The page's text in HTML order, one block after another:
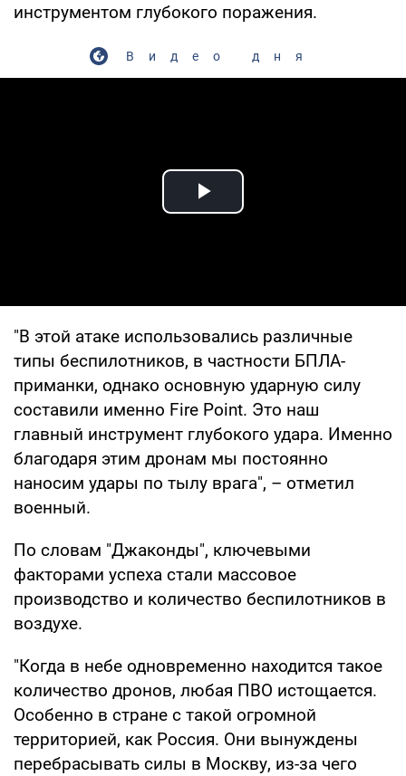
инструментом глубокого поражения.
Видео дня
Play Video
"В этой атаке использовались различные
типы беспилотников, в частности БПЛА-
приманки, однако основную ударную силу
составили именно Fire Point. Это наш
главный инструмент глубокого удара. Именно
благодаря этим дронам мы постоянно
наносим удары по тылу врага", – отметил
военный.
По словам "Джаконды", ключевыми
факторами успеха стали массовое
производство и количество беспилотников в
воздухе.
"Когда в небе одновременно находится такое
количество дронов, любая ПВО истощается.
Особенно в стране с такой огромной
территорией, как Россия. Они вынуждены
перебрасывать силы в Москву, из-за чего